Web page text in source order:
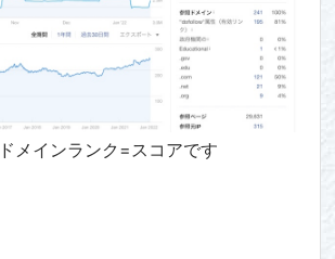
メインランク=スコアです